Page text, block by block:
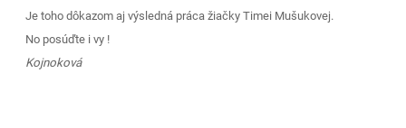
Je toho dôkazom aj výsledná práca žiačky Timei Mušukovej.
No posúďte i vy !
Kojnoková